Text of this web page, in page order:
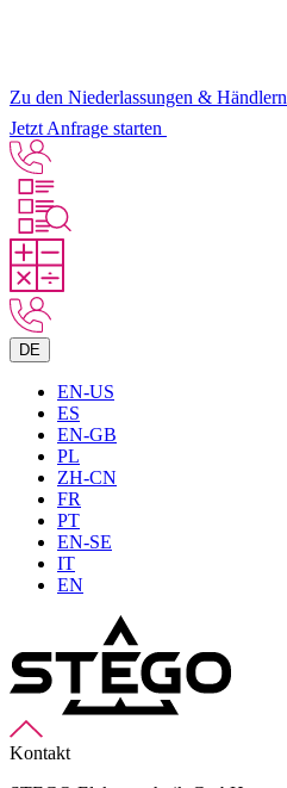
Zu den Niederlassungen & Händlern
Jetzt Anfrage starten
DE
EN-US
ES
EN-GB
PL
ZH-CN
FR
PT
EN-SE
IT
EN
Kontakt